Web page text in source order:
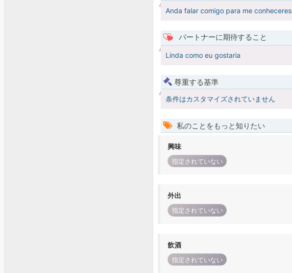
Anda falar comigo para me conheceres
パートナーに期待すること
Linda como eu gostaria
尊重する基準
条件はカスタマイズされていません
私のことをもっと知りたい
興味
指定されていない
外出
指定されていない
飲酒
指定されていない